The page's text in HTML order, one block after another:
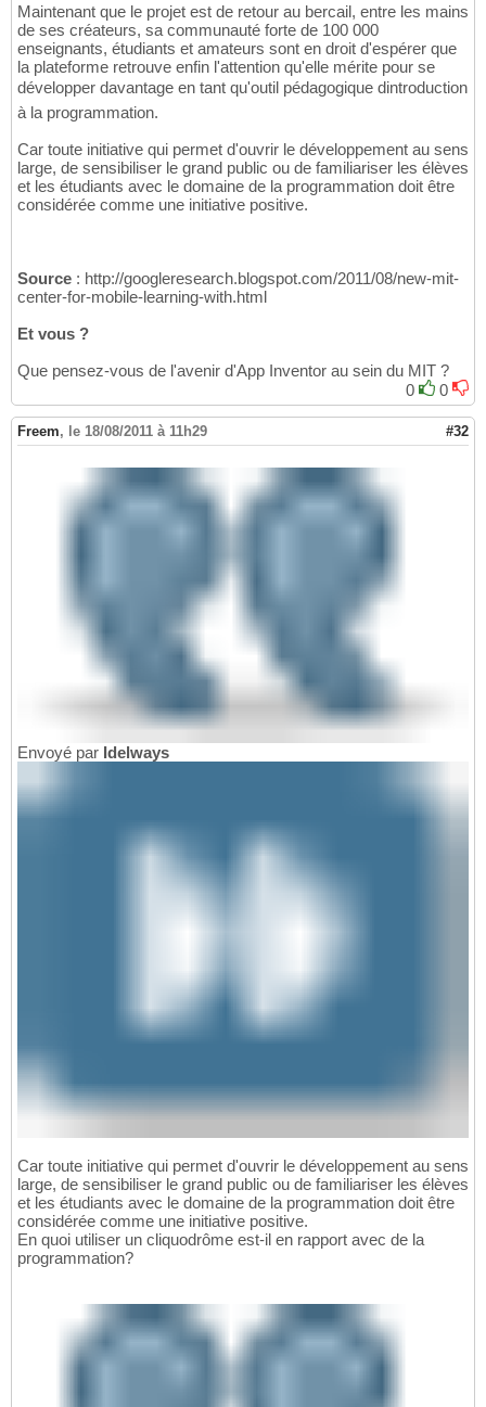
Maintenant que le projet est de retour au bercail, entre les mains
de ses créateurs, sa communauté forte de 100 000
enseignants, étudiants et amateurs sont en droit d'espérer que
la plateforme retrouve enfin l'attention qu'elle mérite pour se
développer davantage en tant qu'outil pédagogique dintroduction
à la programmation.
Car toute initiative qui permet d'ouvrir le développement au sens
large, de sensibiliser le grand public ou de familiariser les élèves
et les étudiants avec le domaine de la programmation doit être
considérée comme une initiative positive.
Source : http://googleresearch.blogspot.com/2011/08/new-mit-
center-for-mobile-learning-with.html
Et vous ?
Que pensez-vous de l'avenir d'App Inventor au sein du MIT ?
0
0
Freem, le 18/08/2011 à 11h29 #32
Envoyé par Idelways
Car toute initiative qui permet d'ouvrir le développement au sens
large, de sensibiliser le grand public ou de familiariser les élèves
et les étudiants avec le domaine de la programmation doit être
considérée comme une initiative positive.
En quoi utiliser un cliquodrôme est-il en rapport avec de la
programmation?